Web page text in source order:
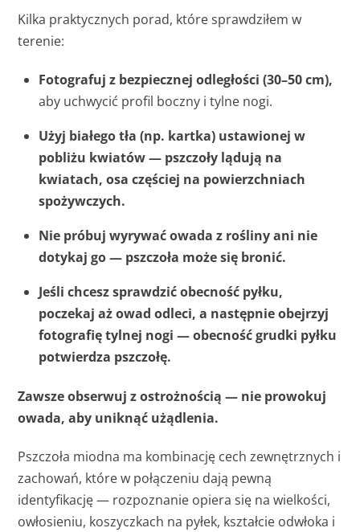
Kilka praktycznych porad, które sprawdziłem w
terenie:
Fotografuj z bezpiecznej odległości (30–50 cm),
aby uchwycić profil boczny i tylne nogi.
Użyj białego tła (np. kartka) ustawionej w
pobliżu kwiatów — pszczoły lądują na
kwiatach, osa częściej na powierzchniach
spożywczych.
Nie próbuj wyrywać owada z rośliny ani nie
dotykaj go — pszczoła może się bronić.
Jeśli chcesz sprawdzić obecność pyłku,
poczekaj aż owad odleci, a następnie obejrzyj
fotografię tylnej nogi — obecność grudki pyłku
potwierdza pszczołę.
Zawsze obserwuj z ostrożnością — nie prowokuj
owada, aby uniknąć użądlenia.
Pszczoła miodna ma kombinację cech zewnętrznych i
zachowań, które w połączeniu dają pewną
identyfikację — rozpoznanie opiera się na wielkości,
owłosieniu, koszyczkach na pyłek, kształcie odwłoka i